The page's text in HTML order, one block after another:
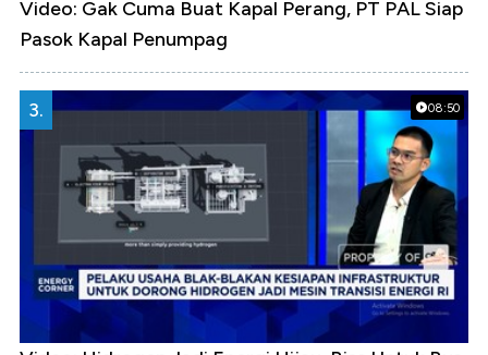
Video: Gak Cuma Buat Kapal Perang, PT PAL Siap
Pasok Kapal Penumpag
08:50
3.